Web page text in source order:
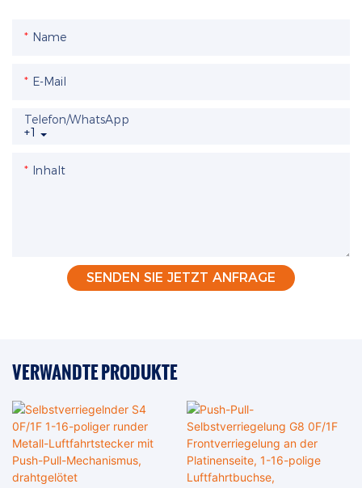
Name
E-Mail
+1
Telefon/WhatsApp
Inhalt
SENDEN SIE JETZT ANFRAGE
VERWANDTE PRODUKTE